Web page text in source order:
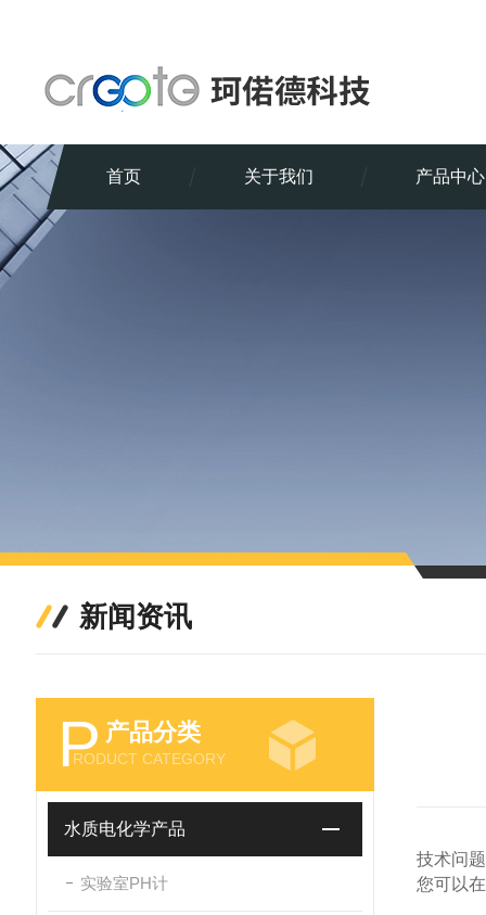
首页 关于我们 产品中心
新闻资讯
P 产品分类
RODUCT CATEGORY
水质电化学产品
实验室PH计
技术问
您可以